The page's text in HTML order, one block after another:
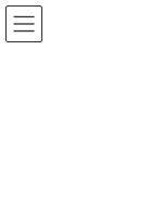
コ
ン
テ
ナ
ビ
ゲ